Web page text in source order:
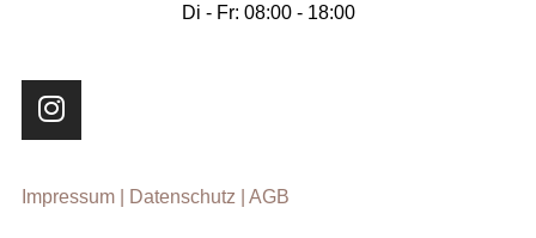
Di - Fr: 08:00 - 18:00
Impressum | Datenschutz | AGB